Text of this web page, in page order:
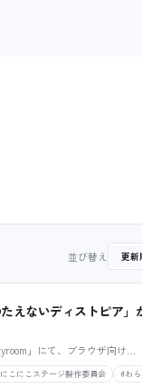
並び替え 更新
えないディストピア」
」にて、ブラウザ向け…
こにこステージ製作委員会 #わ